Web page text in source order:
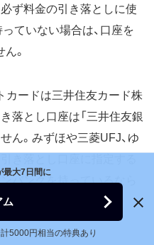
ず料金の引き落としに使
ていない場合は、口座を
。
カードは三井住友カード株
落とし口座は「三井住友銀
ん。みずほや三菱UFJ、ゆ
バンクを持っているなら
最大7日間に
ム
計5000円相当の特典あり